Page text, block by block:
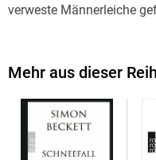
verweste Männerleiche
einer verheirateten Frau
der Identität des Toten,
Fuß im Wasser, und der
Leiche. Für die Zeit
Mehr aus dieser